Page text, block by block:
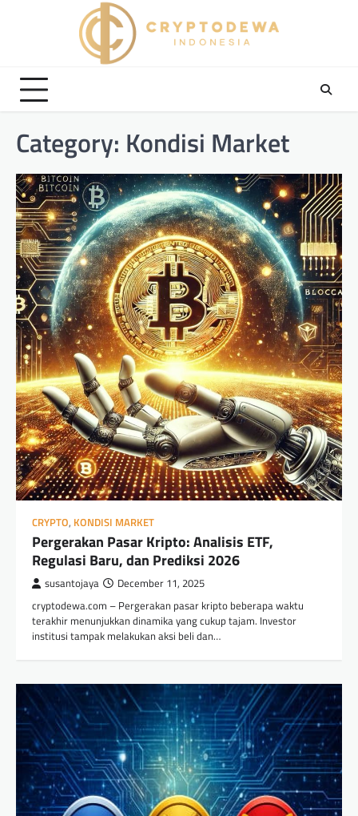
Category: Kondisi Market
CRYPTO, KONDISI MARKET
Pergerakan Pasar Kripto: Analisis ETF,
Regulasi Baru, dan Prediksi 2026
susantojaya December 11, 2025
cryptodewa.com – Pergerakan pasar kripto beberapa waktu
terakhir menunjukkan dinamika yang cukup tajam. Investor
institusi tampak melakukan aksi beli dan…